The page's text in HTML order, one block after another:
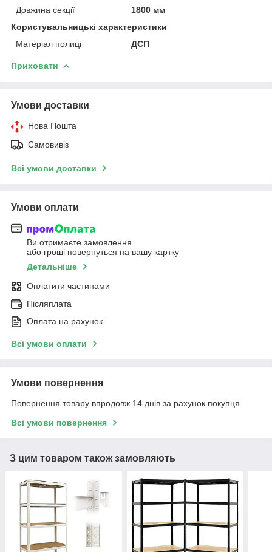
Довжина секції
1800 мм
Користувальницькі характеристики
Матеріал полиці
ДСП
Приховати
Умови доставки
Нова Пошта
Самовивіз
Всі умови доставки
Умови оплати
Ви отримаєте замовлення
або гроші повернуться на вашу картку
Детальніше
Оплатити частинами
Післяплата
Оплата на рахунок
Всі умови оплати
Умови повернення
Повернення товару впродовж 14 днів за рахунок покупця
Всі умови повернення
З цим товаром також замовляють